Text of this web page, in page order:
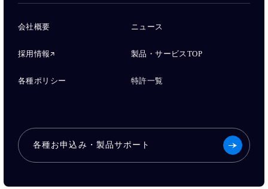
会社概要 ニュース
採用情報 製品・サービスTOP
各種ポリシー 特許一覧
各種お申込み・製品サポート